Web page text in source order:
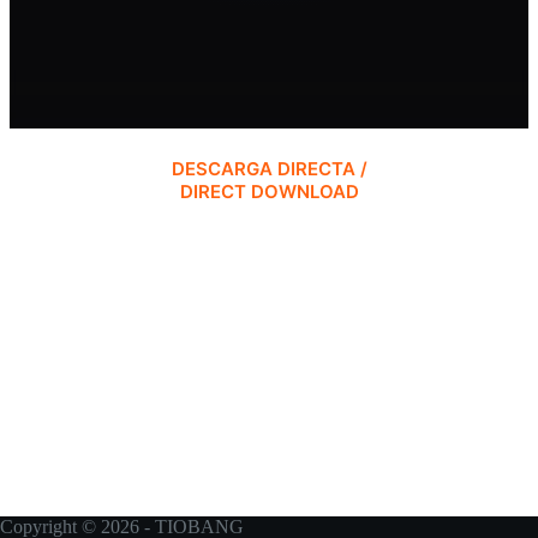
DESCARGA DIRECTA /
DIRECT DOWNLOAD
Copyright © 2026 - TIOBANG